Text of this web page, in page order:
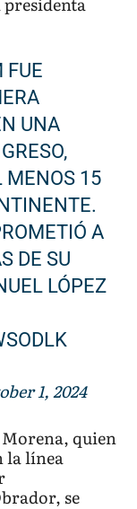
UNA
MENOS 15
A
DE SU
LÓPEZ
1, 2024
quien
la línea
se